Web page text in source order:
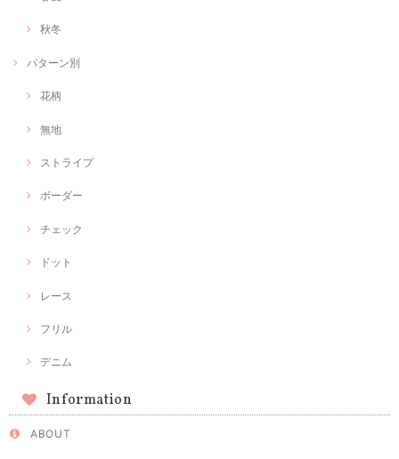
秋冬
パターン別
花柄
無地
ストライプ
ボーダー
チェック
ドット
レース
フリル
デニム
Information
ABOUT